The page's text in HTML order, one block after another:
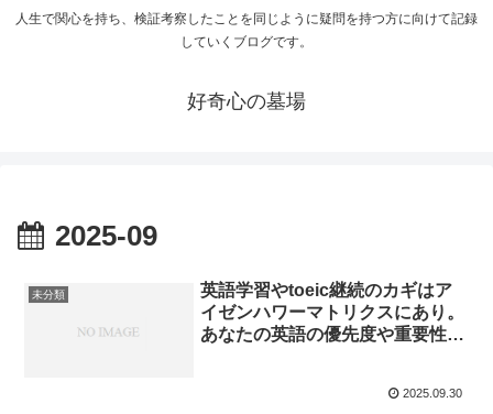
人生で関心を持ち、検証考察したことを同じように疑問を持つ方に向けて記録
していくブログです。
好奇心の墓場
2025-09
未分類
英語学習やtoeic継続のカギはア
イゼンハワーマトリクスにあり。
あなたの英語の優先度や重要性を
2025.09.30